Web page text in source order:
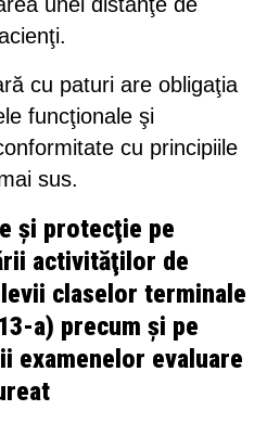
cu paturi are obligaţia
funcţionale şi
cu principiile
sus.
şi protecţie pe
activităţilor de
claselor terminale
a) precum şi pe
examenelor evaluare